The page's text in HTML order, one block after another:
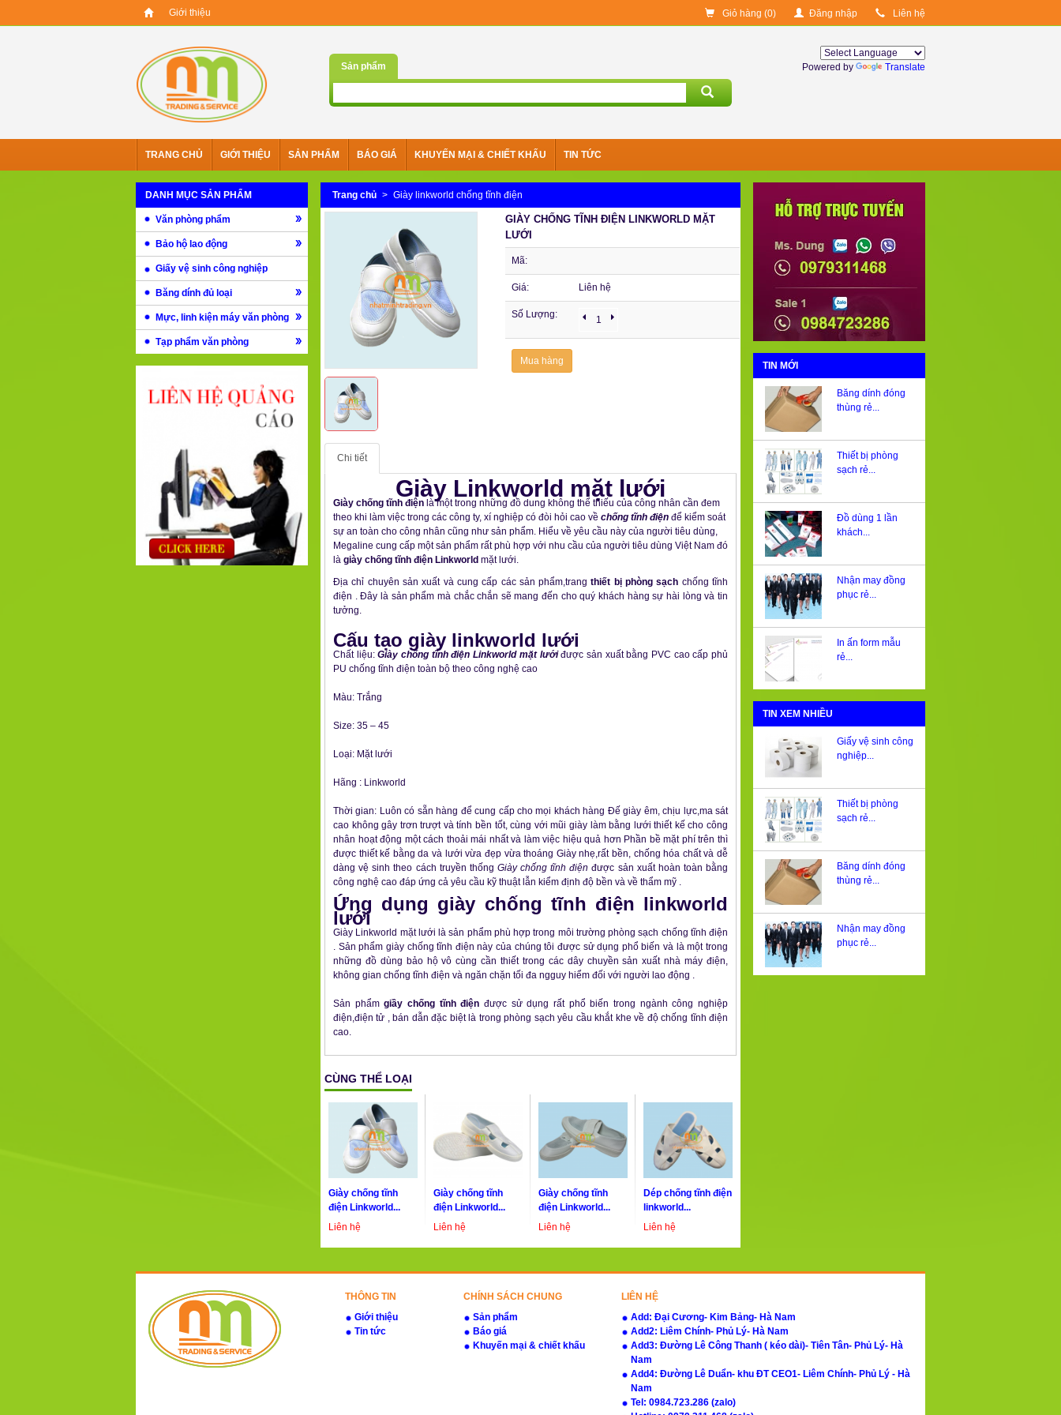
Giới thiệu Giỏ hàng (0) Đăng nhập Liên hệ
Sản phẩm Powered by Translate
TRANG CHỦ GIỚI THIỆU SẢN PHẨM BÁO GIÁ KHUYẾN MẠI & CHIẾT KHẤU TIN TỨC
DANH MỤC SẢN PHẨM
Văn phòng phẩm
Bảo hộ lao động
Giấy vệ sinh công nghiệp
Băng dính đủ loại
Mực, linh kiện máy văn phòng
Tạp phẩm văn phòng
Trang chủ > Giày linkworld chống tĩnh điện
GIÀY CHỐNG TĨNH ĐIỆN LINKWORLD MẶT
LƯỚI
Mã:
Giá: Liên hệ
Số Lượng:
Mua hàng
Chi tiết
Giày Linkworld mặt lưới
Giày chống tĩnh điện là một trong những đồ dung không thể thiếu của công nhân cần đem
theo khi làm việc trong các công ty, xí nghiệp có đòi hỏi cao về chống tĩnh điện để kiểm soát
sự an toàn cho công nhân cũng như sản phẩm. Hiểu về yêu cầu này của người tiêu dùng,
Megaline cung cấp một sản phẩm rất phù hợp với nhu cầu của người tiêu dùng Việt Nam đó
là giày chống tĩnh điện Linkworld mặt lưới.
Địa chỉ chuyên sản xuất và cung cấp các sản phẩm,trangthiết bị phòng sạch chống tĩnh
điện . Đây là sản phẩm mà chắc chắn sẽ mang đến cho quý khách hàng sự hài lòng và tin
tưởng.
Cấu tạo giày linkworld lưới
Chất liệu:Giày chống tĩnh điện Linkworld mặt lướiđược sản xuất bằng PVC cao cấp phủ
PU chống tĩnh điện toàn bộ theo công nghệ cao
Màu: Trắng
Size: 35 – 45
Loại: Mặt lưới
Hãng : Linkworld
Thời gian: Luôn có sẵn hàng để cung cấp cho mọi khách hàng Đế giày êm, chịu lực,ma sát
cao không gây trơn trượt và tính bền tốt, cùng với mũi giày làm bằng lưới thiết kế cho công
nhân hoạt động một cách thoải mái nhất và làm việc hiệu quả hơn Phần bề mặt phí trên thì
được thiết kế bằng da và lưới vừa đẹp vừa thoáng Giày nhẹ,rất bền, chống hóa chất và dễ
dàng vệ sinh theo cách truyền thống Giày chống tĩnh điện được sản xuất hoàn toàn bằng
công nghệ cao đáp ứng cả yêu cầu kỹ thuật lẫn kiểm định độ bền và về thẩm mỹ .
Ứng dụng giày chống tĩnh điện linkworld
lưới
Giày Linkworld mặt lưới là sản phẩm phù hợp trong môi trường phòng sạch chống tĩnh điện
. Sản phẩm giày chống tĩnh điện này của chúng tôi được sử dụng phổ biến và là một trong
những đồ dùng bảo hộ vô cùng cần thiết trong các dây chuyền sản xuất nhà máy điện,
không gian chống tĩnh điện và ngăn chặn tối đa ngguy hiểm đối với người lao động .
Sản phẩmgiầy chống tĩnh điện được sử dụng rất phổ biến trong ngành công nghiệp
điện,điện tử , bán dẫn đặc biệt là trong phòng sạch yêu cầu khắt khe về độ chống tĩnh điện
cao.
CÙNG THỂ LOẠI
Giày chống tĩnh
điện Linkworld...
Liên hệ
Giày chống tĩnh
điện Linkworld...
Liên hệ
Giày chống tĩnh
điện Linkworld...
Liên hệ
Dép chống tĩnh điện
linkworld...
Liên hệ
TIN MỚI
Băng dính đóng
thùng rẻ...
Thiết bị phòng
sạch rẻ...
Đồ dùng 1 lần
khách...
Nhận may đồng
phục rẻ...
In ấn form mẫu
rẻ...
TIN XEM NHIỀU
Giấy vệ sinh công
nghiệp...
Thiết bị phòng
sạch rẻ...
Băng dính đóng
thùng rẻ...
Nhận may đồng
phục rẻ...
THÔNG TIN
Giới thiệu
Tin tức
CHÍNH SÁCH CHUNG
Sản phẩm
Báo giá
Khuyến mại & chiết khấu
LIÊN HỆ
Add: Đại Cương- Kim Bảng- Hà Nam
Add2: Liêm Chính- Phủ Lý- Hà Nam
Add3: Đường Lê Công Thanh ( kéo dài)- Tiên Tân- Phủ Lý- Hà
Nam
Add4: Đường Lê Duẩn- khu ĐT CEO1- Liêm Chính- Phủ Lý - Hà
Nam
Tel: 0984.723.286 (zalo)